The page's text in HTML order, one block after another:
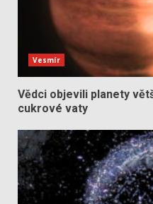
Vesmír
Vědci objevili planety
cukrové vaty